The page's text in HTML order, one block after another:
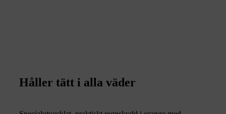
Håller tätt i alla väder